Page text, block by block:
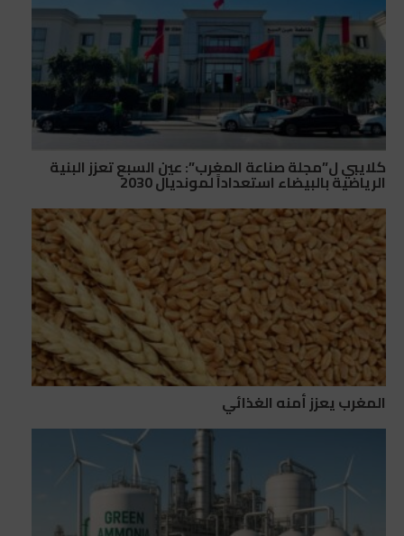
كلايبي ل”مجلة صناعة المغرب”: عين السبع تعزز البنية
الرياضية بالبيضاء استعداداً لمونديال 2030
المغرب يعزز أمنه الغذائي